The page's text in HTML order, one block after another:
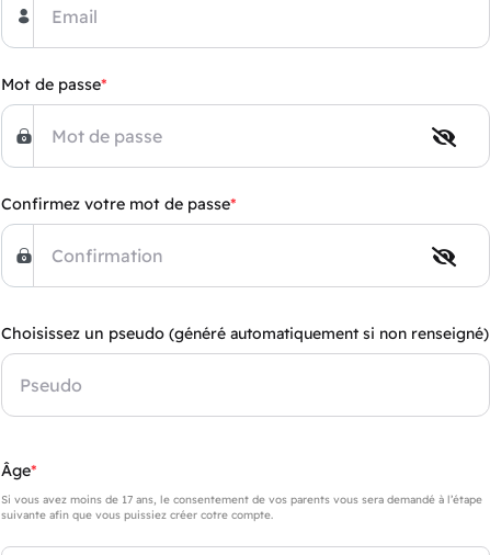
Mot de passe
Confirmez votre mot de passe
Choisissez un pseudo (généré automatiquement si non renseigné)
Âge
Si vous avez moins de 17 ans, le consentement de vos parents vous sera demandé à l’étape
suivante afin que vous puissiez créer cotre compte.